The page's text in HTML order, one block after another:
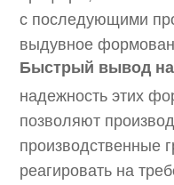
с последующими
выдувное
Быстрый вывод
надежность этих
позволяют
производственные
реагировать на